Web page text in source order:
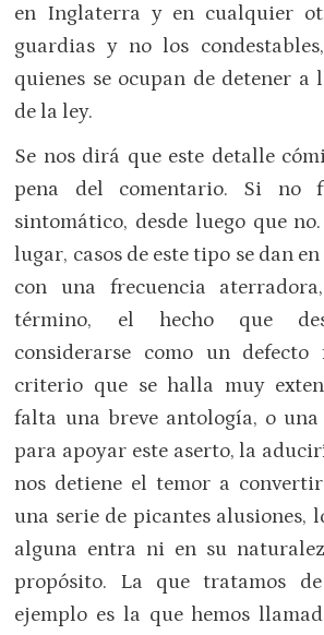
en Inglaterra y en cualquier
guardias y no los
quienes se ocupan de detener a
de la ley.
Se nos dirá que este detalle
pena del comentario. Si no
sintomático, desde luego que
lugar, casos de este tipo se dan
con una frecuencia
término, el hecho que
considerarse como un defecto
criterio que se halla muy
falta una breve antología, o
para apoyar este aserto, la
nos detiene el temor a
una serie de picantes alusiones,
alguna entra ni en su
propósito. La que tratamos
ejemplo es la que hemos